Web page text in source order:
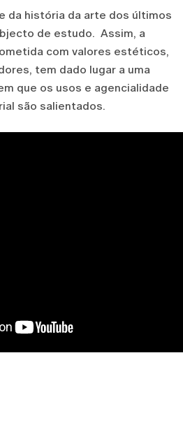
da história da arte dos últimos
de estudo. Assim, a
com valores estéticos,
tem dado lugar a uma
que os usos e agencialidade
são salientados.